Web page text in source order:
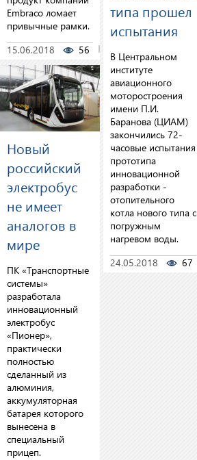
Embraco ломает
привычные рамки.
15.06.2018
56
Новый
российский
электробус
не имеет
аналогов в
мире
ПК «Транспортные
системы»
разработала
инновационный
электробус
«Пионер»,
практически
полностью
сделанный из
алюминия,
аккумуляторная
батарея которого
вынесена в
специальный
прицеп.
типа прошел
испытания
В Центральном
институте
авиационного
моторостроения
имени П.И.
Баранова (ЦИАМ)
закончились 72-
часовые испытания
прототипа
инновационной
разработки -
отопительного
котла нового типа с
погружным
нагревом воды.
24.05.2018
67